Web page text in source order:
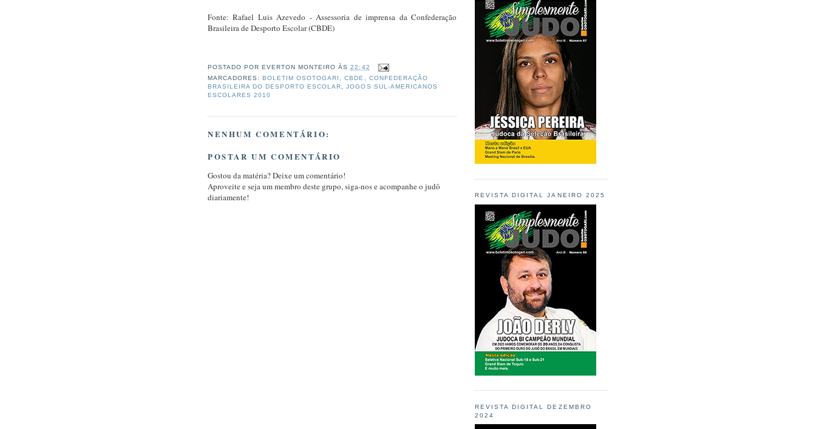
Fonte: Rafael Luis Azevedo - Assessoria de imprensa da Confederação
Brasileira de Desporto Escolar (CBDE)
POSTADO POR EVERTON MONTEIRO ÀS22:42
MARCADORES:BOLETIM OSOTOGARI ,CBDE , CONFEDERAÇÃO
BRASILEIRA DO DESPORTO ESCOLAR,JOGOS SUL-AMERICANOS
ESCOLARES 2010
NENHUM COMENTÁRIO:
POSTAR UM COMENTÁRIO
Gostou da matéria? Deixe um comentário!
Aproveite e seja um membro deste grupo, siga-nos e acompanhe o judô
diariamente!
REVISTA DIGITAL JANEIRO 2025
REVISTA DIGITAL DEZEMBRO
2024